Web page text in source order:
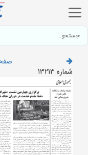
شماره 13213